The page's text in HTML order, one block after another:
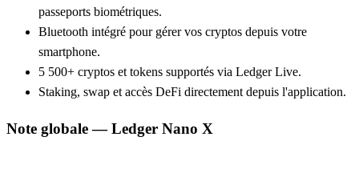
passeports biométriques.
Bluetooth intégré pour gérer vos cryptos depuis votre
smartphone.
5 500+ cryptos et tokens supportés via Ledger Live.
Staking, swap et accès DeFi directement depuis l'application.
Note globale —Ledger Nano X